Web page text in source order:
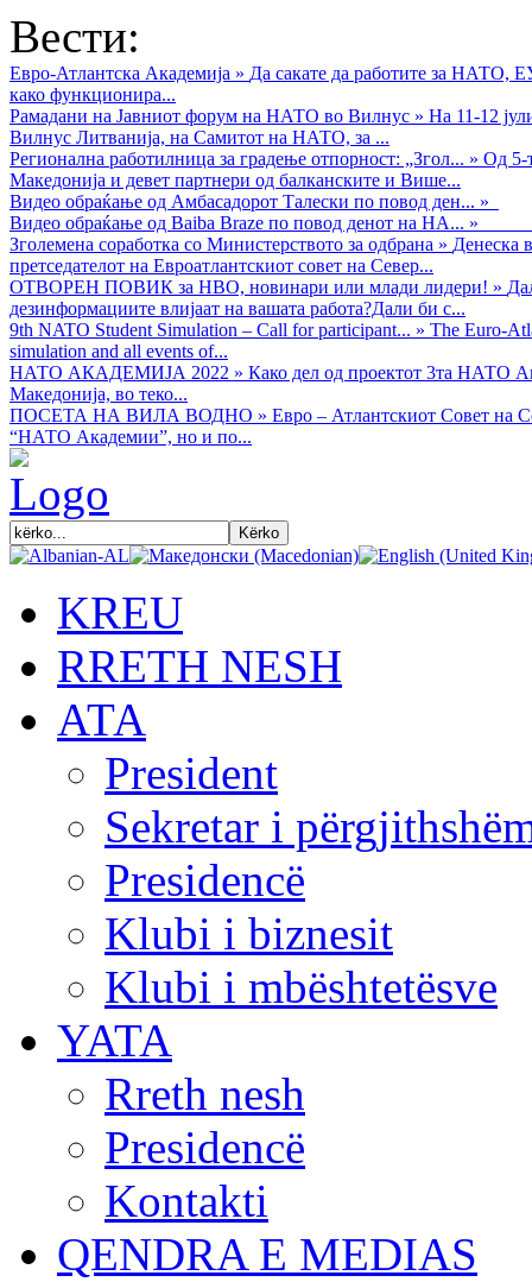
Вести:
Евро-Атлантска Академија » Да сакате да работите за НАТО,
како функционира...
Рамадани на Јавниот форум на НАТО во Вилнус » На 11-12
Вилнус Литванија, на Самитот на НАТО, за ...
Регионална работилница за градење отпорност: „Згол... » Од 5-
Македонија и девет партнери од балканските и Више...
Видео обраќањe од Амбасадорот Талески по повод ден... »
Видео обраќање од Baiba Braze по повод денот на НА... »
Зголемена соработка со Министерството за одбрана » Денеска
претседателот на Евроатлантскиот совет на Север...
ОТВОРЕН ПОВИК за НВО, новинари или млади лидери! »
дезинформациите влијаат на вашата работа?Дали би с...
9th NATO Student Simulation – Call for participant... » The Euro-
simulation and all events of...
НАТО АКАДЕМИЈА 2022 » Како дел од проектот 3та НАТО
Македонија, во теко...
ПОСЕТА НА ВИЛА ВОДНО » Евро – Атлантскиот Совет на
“НАТО Академии”, но и по...
KREU
RRETH NESH
АТА
President
Sekretar i
Presidencë
Klubi i biznesit
Klubi i mbështetësve
YATA
Rreth nesh
Presidencë
Kontakti
QENDRA E MEDIAS